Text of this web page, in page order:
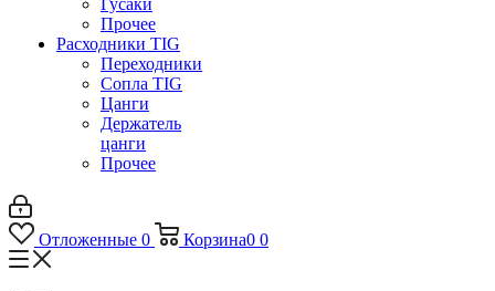
Гусаки
Прочее
Расходники TIG
Переходники
Сопла TIG
Цанги
Держатель
цанги
Прочее
Отложенные 0 Корзина0 0